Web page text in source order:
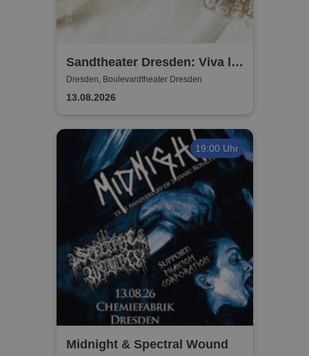
Sandtheater Dresden: Viva la
Diva
Dresden, Boulevardtheater Dresden
13.08.2026
19:00 Uhr
Midnight & Spectral Wound